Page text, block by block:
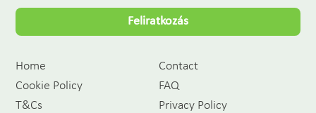
Feliratkozás
Home
Contact
Cookie Policy
FAQ
T&Cs
Privacy Policy